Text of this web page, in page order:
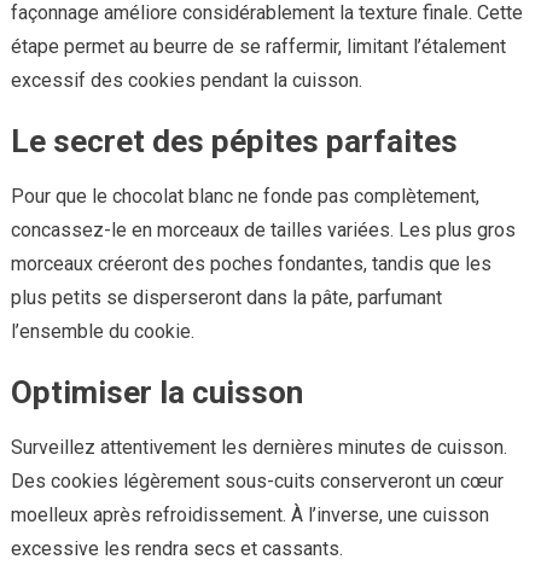
façonnage améliore considérablement la texture finale. Cette
étape permet au beurre de se raffermir, limitant l’étalement
excessif des cookies pendant la cuisson.
Le secret des pépites parfaites
Pour que le chocolat blanc ne fonde pas complètement,
concassez-le en morceaux de tailles variées. Les plus gros
morceaux créeront des poches fondantes, tandis que les
plus petits se disperseront dans la pâte, parfumant
l’ensemble du cookie.
Optimiser la cuisson
Surveillez attentivement les dernières minutes de cuisson.
Des cookies légèrement sous-cuits conserveront un cœur
moelleux après refroidissement. À l’inverse, une cuisson
excessive les rendra secs et cassants.